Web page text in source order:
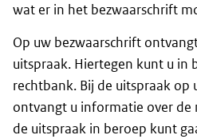
wat er in het bezwaarschrift
Op uw bezwaarschrift
uitspraak. Hiertegen kunt u in
rechtbank. Bij de uitspraak op
ontvangt u informatie over de
de uitspraak in beroep kunt